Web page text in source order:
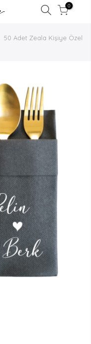
0
50 Adet Zeala Kişiye Özel